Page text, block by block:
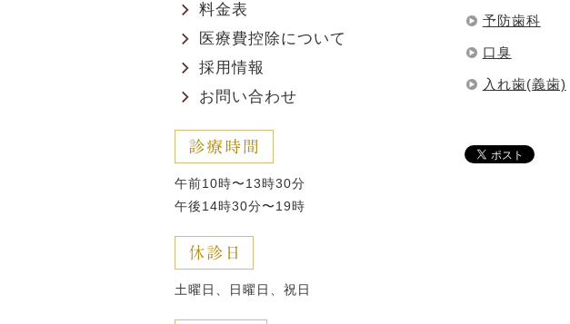
予防歯科
口臭
入れ歯(義歯)
料金表
医療費控除について
採用情報
お問い合わせ
午前10時〜13時30分
午後14時30分〜19時
土曜日、日曜日、祝日